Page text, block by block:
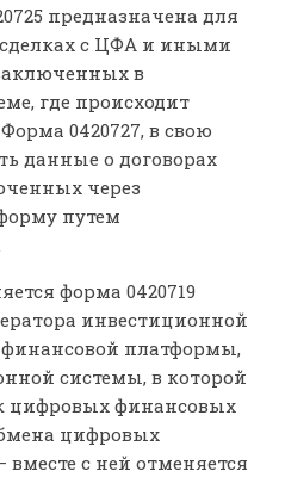
предназначена для
с ЦФА и иными
в
где происходит
0420727, в свою
данные о договорах
через
путем
форма 0420719
инвестиционной
платформы,
системы, в которой
цифровых финансовых
цифровых
с ней отменяется